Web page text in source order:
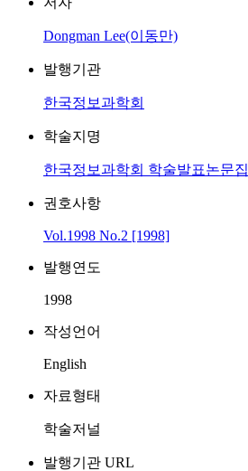
Dongman Lee(이동만)
발행기관
한국정보과학회
학술지명
한국정보과학회 학술발표논문집
권호사항
Vol.1998 No.2 [1998]
발행연도
1998
작성언어
English
자료형태
학술저널
발행기관 URL